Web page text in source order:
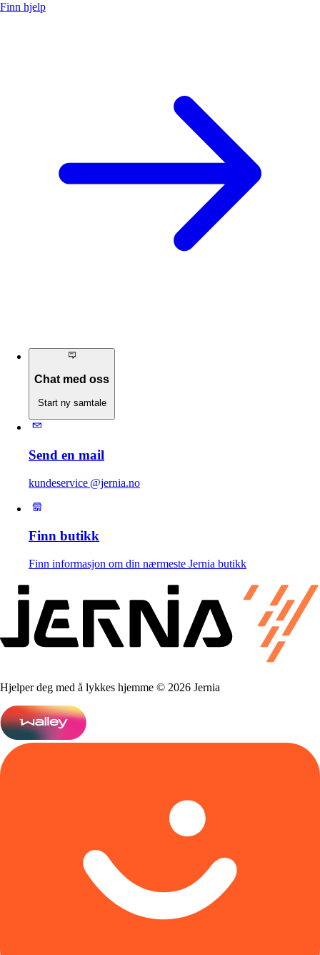
Finn hjelp
Chat med oss
Start ny samtale
Send en mail
kundeservice @jernia.no
Finn butikk
Finn informasjon om din nærmeste Jernia butikk
Hjelper deg med å lykkes hjemme © 2026 Jernia